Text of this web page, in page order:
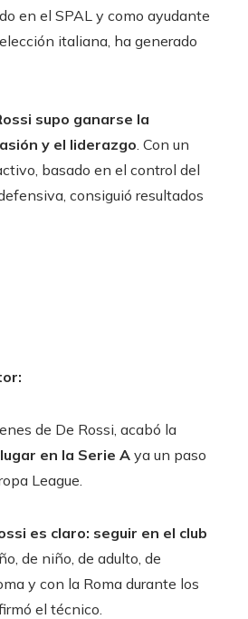
en el SPAL y como ayudante
italiana, ha generado
supo ganarse la
y el liderazgo . Con un
basado en el control del
consiguió resultados
de De Rossi, acabó la
en la Serie A ya un paso
League.
es claro: seguir en el club
de niño, de adulto, de
y con la Roma durante los
el técnico.